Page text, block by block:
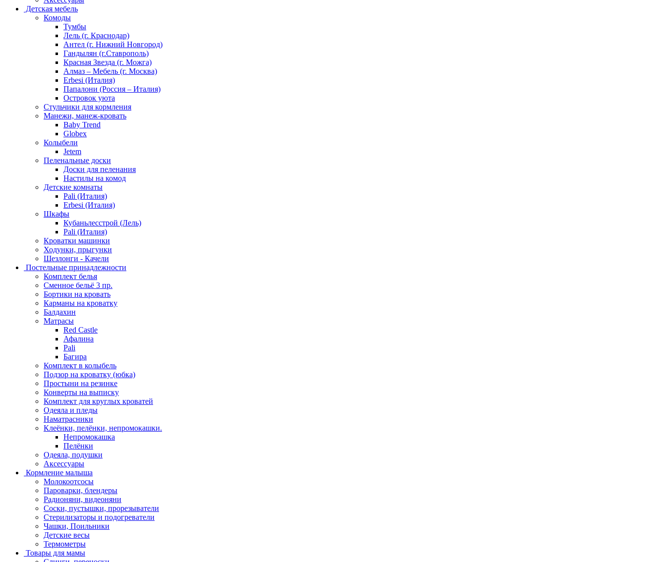
Детская мебель
Комоды
Тумбы
Лель (г. Краснодар)
Антел (г. Нижний Новгород)
Гандылян (г.Ставрополь)
Красная Звезда (г. Можга)
Алмаз – Мебель (г. Москва)
Erbesi (Италия)
Папалони (Россия – Италия)
Островок уюта
Стульчики для кормления
Манежи, манеж-кровать
Baby Trend
Globex
Колыбели
Jetem
Пеленальные доски
Доски для пеленания
Настилы на комод
Детские комнаты
Pali (Италия)
Erbesi (Италия)
Шкафы
Кубаньлесстрой (Лель)
Pali (Италия)
Кроватки машинки
Ходунки, прыгунки
Шезлонги - Качели
Постельные принадлежности
Комплект белья
Сменное бельё 3 пр.
Бортики на кровать
Карманы на кроватку
Балдахин
Матрасы
Red Castle
Афалина
Pali
Багира
Комплект в колыбель
Подзор на кроватку (юбка)
Простыни на резинке
Конверты на выписку
Комплект для круглых кроватей
Одеяла и пледы
Наматрасники
Клеёнки, пелёнки, непромокашки.
Непромокашка
Пелёнки
Одеяла, подушки
Аксессуары
Кормление малыша
Молокоотсосы
Пароварки, блендеры
Радионяни, видеоняни
Соски, пустышки, прорезыватели
Стерилизаторы и подогреватели
Чашки, Поильники
Детские весы
Термометры
Товары для мамы